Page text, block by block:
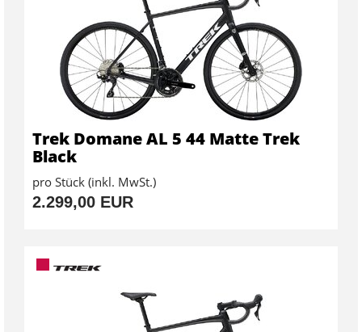
Trek Domane AL 5 44 Matte Trek
Black
pro Stück (inkl. MwSt.)
2.299,00 EUR